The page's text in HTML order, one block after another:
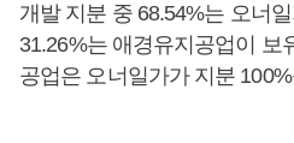
개발 지분 중 68.54%는 오너
31.26%는 애경유지공업이 보
공업은 오너일가가 지분